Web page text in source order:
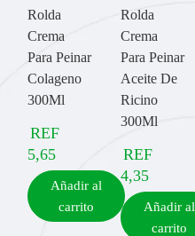
Rolda
Crema
Para Peinar
Colageno
300Ml
REF
5,65
Añadir al
carrito
Rolda
Crema
Para Peinar
Aceite De
Ricino
300Ml
REF
4,35
Añadir al
carrito